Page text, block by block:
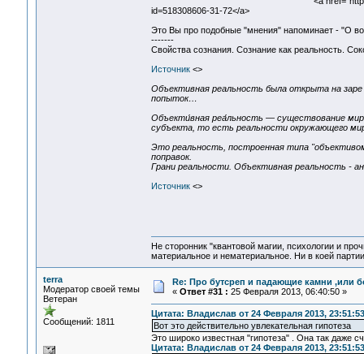
id=518308606-31-72</a>
Это Вы про подобные "мнения" напоминает - "О
-------
Свойства сознания. Сознание как реальность.
Источник <>
Объективная реальность была открыта на
попыток…
Объекти́вная реа́льность — существование
субъекта, то есть реальности окружающего
Это реальность, построенная типа
поправок.
Грани реальности. Объективная реальность -
Источник <>
Не сторонник "квантовой магии, психологии и
материальное и нематериальное. Ни в коей
terra
Модератор своей темы
Ветеран
Сообщений: 1811
Re: Про бутсреп и падающие камни ,или
« Ответ #31 : 25 Февраля 2013, 06:40:50 »
Цитата: Владислав от 24 Февраля 2013, 23:51:53
Вот это действительно увлекательная гипотеза
Это широко известная "гипотеза" . Она так даже
Цитата: Владислав от 24 Февраля 2013, 23:51:53